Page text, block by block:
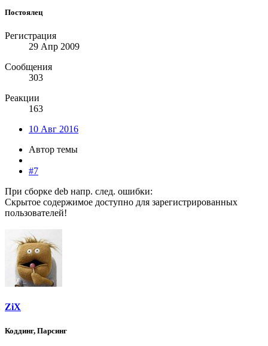
Постоялец
Регистрация
29 Апр 2009
Сообщения
303
Реакции
163
10 Авг 2016
Автор темы
#7
При сборке deb напр. след. ошибки:
Скрытое содержимое доступно для зарегистрированных
пользователей!
ZiX
Коддинг, Парсинг